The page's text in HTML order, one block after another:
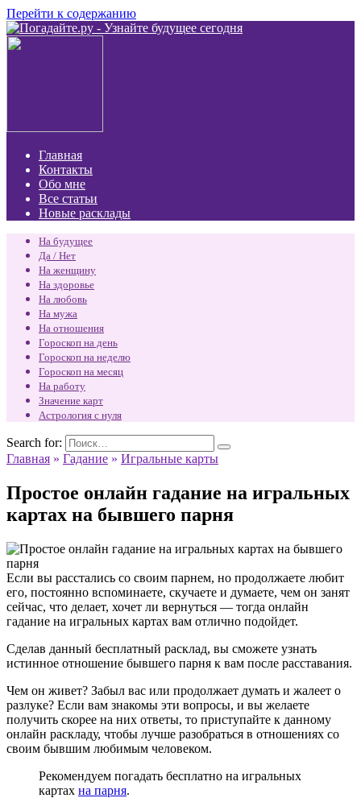
Перейти к содержанию
Главная
Контакты
Обо мне
Все статьи
Новые расклады
На будущее
Да / Нет
На женщину
На здоровье
На любовь
На мужа
На отношения
Гороскоп на день
Гороскоп на неделю
Гороскоп на месяц
На работу
Значение карт
Астрология с нуля
Search for:
Главная » Гадание » Игральные карты
Простое онлайн гадание на игральных
картах на бывшего парня
Если вы расстались со своим парнем, но продолжаете любит
его, постоянно вспоминаете, скучаете и думаете, чем он занят
сейчас, что делает, хочет ли вернуться — тогда онлайн
гадание на игральных картах вам отлично подойдет.
Сделав данный бесплатный расклад, вы сможете узнать
истинное отношение бывшего парня к вам после расставания.
Чем он живет? Забыл вас или продолжает думать и жалеет о
разлуке? Если вам знакомы эти вопросы, и вы желаете
получить скорее на них ответы, то приступайте к данному
онлайн раскладу, чтобы лучше разобраться в отношениях со
своим бывшим любимым человеком.
Рекомендуем погадать бесплатно на игральных
картах на парня.